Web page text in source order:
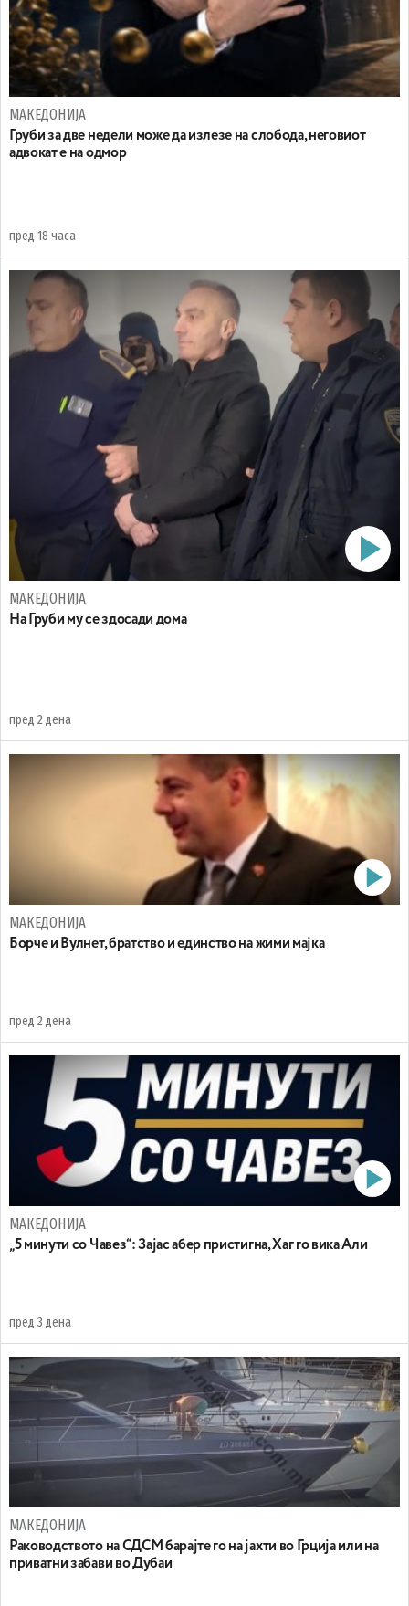
МАКЕДОНИЈА
Груби за две недели може да излезе на слобода, неговиот
адвокат е на одмор
пред 18 часа
МАКЕДОНИЈА
На Груби му се здосади дома
пред 2 дена
МАКЕДОНИЈА
Борче и Вулнет, братство и единство на жими мајка
пред 2 дена
МАКЕДОНИЈА
„5 минути со Чавез“: Зајас абер пристигна, Хаг го вика Али
пред 3 дена
МАКЕДОНИЈА
Раководството на СДСМ барајте го на јахти во Грција или на
приватни забави во Дубаи